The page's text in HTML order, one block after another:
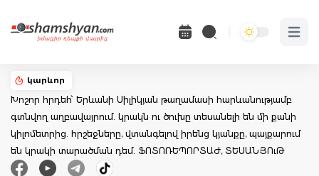
Open
կարևոր
Խոշոր հրդեհ՝ Երևանի Սիլիկյան թաղամասի հարևանությամբ
գտնվող աղբավայրում. կրակն ու ծուխը տեսանելի են մի քանի
կիլոմետրից. հրշեջները, վտանգելով իրենց կյանքը, պայքարում
են կրակի տարածման դեմ. ՖՈՏՈՌԵՊՈՐՏԱԺ, ՏԵՍԱՆՅՈւԹ